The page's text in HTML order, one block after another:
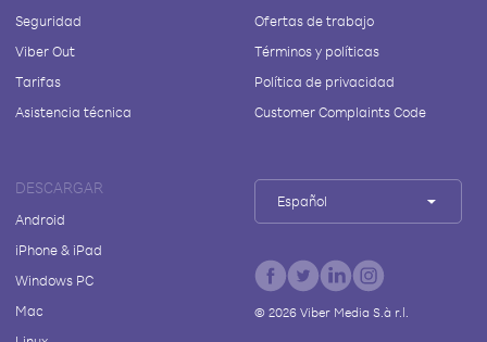
Seguridad
Viber Out
Tarifas
Asistencia técnica
Ofertas de trabajo
Términos y políticas
Política de privacidad
Customer Complaints Code
DESCARGAR
Android
iPhone & iPad
Windows PC
Mac
Español
© 2026Viber Media S.à r.l.